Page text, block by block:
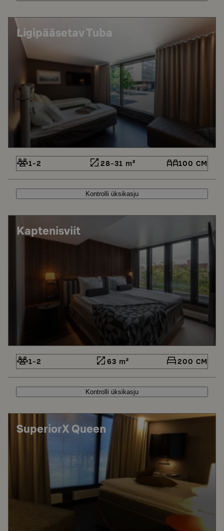
Ligipääsetav Tuba
1-2 28-31 m² 100 CM
Kontrolli üksikasju
Kaptenisviit
1-2 63 m² 200 CM
Kontrolli üksikasju
SuperiorX Queen